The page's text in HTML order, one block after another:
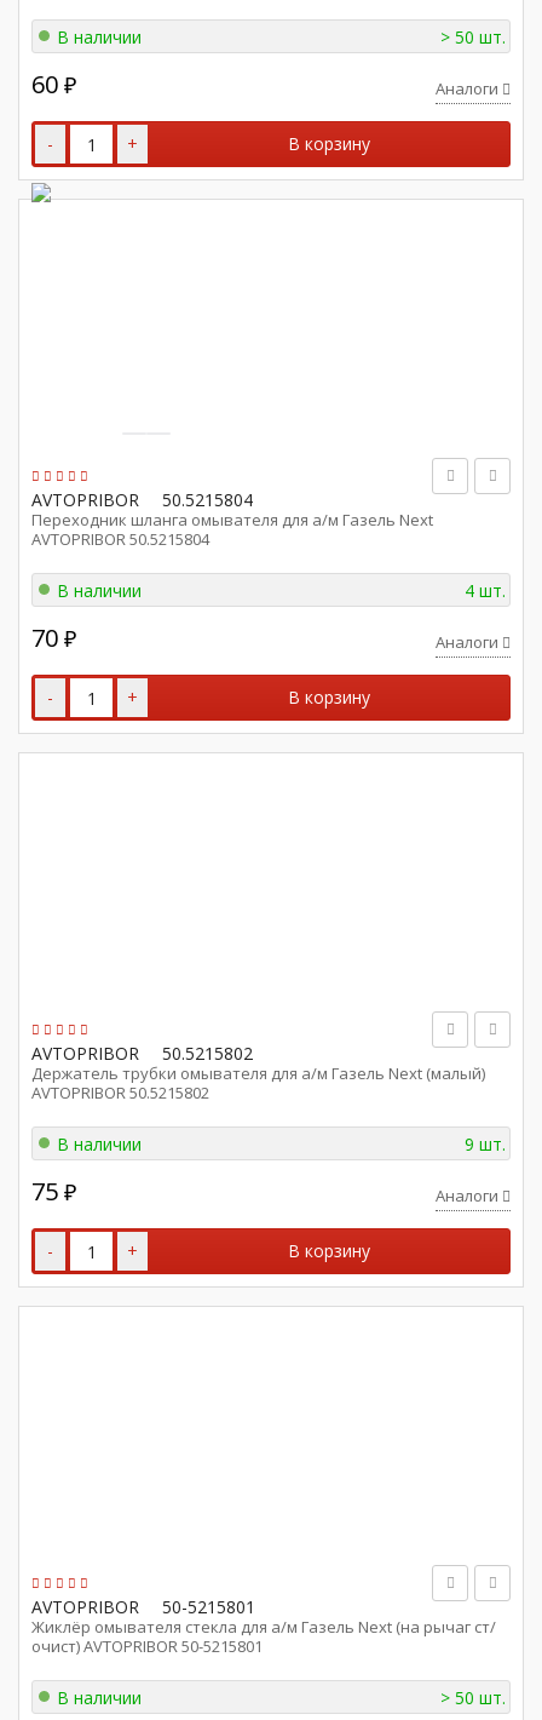
В наличии > 50 шт.
60 ₽ Аналоги
- + В корзину
AVTOPRIBOR 50.5215804
Переходник шланга омывателя для а/м Газель Next
AVTOPRIBOR 50.5215804
В наличии 4 шт.
70 ₽ Аналоги
- + В корзину
AVTOPRIBOR 50.5215802
Держатель трубки омывателя для а/м Газель Next (малый)
AVTOPRIBOR 50.5215802
В наличии 9 шт.
75 ₽ Аналоги
- + В корзину
AVTOPRIBOR 50-5215801
Жиклёр омывателя стекла для а/м Газель Next (на рычаг ст/
очист) AVTOPRIBOR 50-5215801
В наличии > 50 шт.